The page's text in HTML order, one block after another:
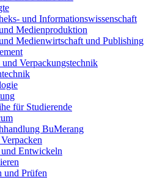
und Informationswissenschaft
Medienproduktion
Medienwirtschaft und Publishing
Verpackungstechnik
für Studierende
BuMerang
und Entwickeln
und Prüfen